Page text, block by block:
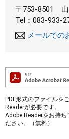
〒753-8501
Tel：083-933-
メールでの
PDF形式のファイルを
Readerが必要です。
Adobe Readerをお持
ださい。（無料）